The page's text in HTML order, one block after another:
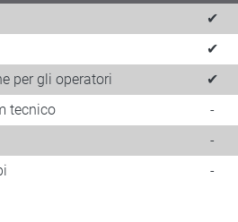
✔
✔
per gli operatori
✔
tecnico​
-
-
-